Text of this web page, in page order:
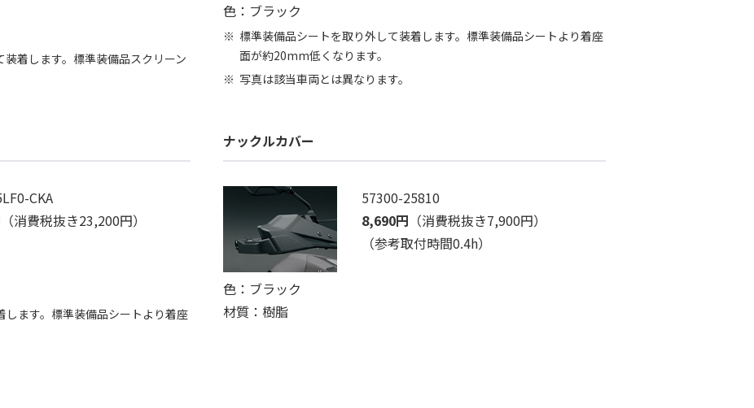
着します。標準装備品スクリーン
色：ブラック
標準装備品シートを取り外して装着します。標準装備品シートより着座
面が約20mm低くなります。
写真は該当車両とは異なります。
CKA
（消費税抜き23,200円）
ます。標準装備品シートより着座
ナックルカバー
57300-25810
8,690円 （消費税抜き7,900円）
（参考取付時間0.4h）
色：ブラック
材質：樹脂